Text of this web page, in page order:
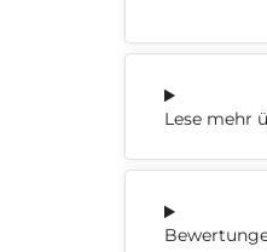
Lese mehr